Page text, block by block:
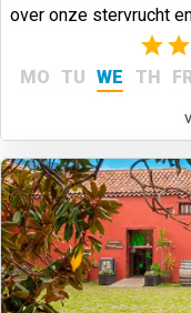
over onze stervrucht
Canarische Eilanden.
MO TU WE TH